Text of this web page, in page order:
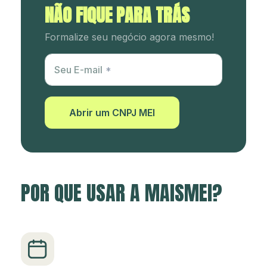
NÃO FIQUE PARA TRÁS
Formalize seu negócio agora mesmo!
Utm Content
Seu E-mail
Abrir um CNPJ MEI
POR QUE USAR A MAISMEI?